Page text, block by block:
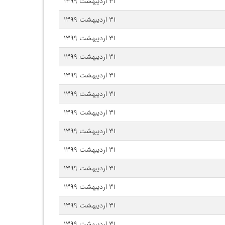
۳۱ اردیبهشت ۱۳۹۹
۳۱ اردیبهشت ۱۳۹۹
۳۱ اردیبهشت ۱۳۹۹
۳۱ اردیبهشت ۱۳۹۹
۳۱ اردیبهشت ۱۳۹۹
۳۱ اردیبهشت ۱۳۹۹
۳۱ اردیبهشت ۱۳۹۹
۳۱ اردیبهشت ۱۳۹۹
۳۱ اردیبهشت ۱۳۹۹
۳۱ اردیبهشت ۱۳۹۹
۳۱ اردیبهشت ۱۳۹۹